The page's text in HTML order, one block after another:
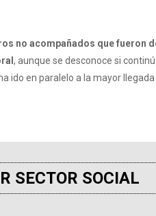
no acompañados que fueron
, aunque se desconoce si
ido en paralelo a la mayor
SECTOR SOCIAL